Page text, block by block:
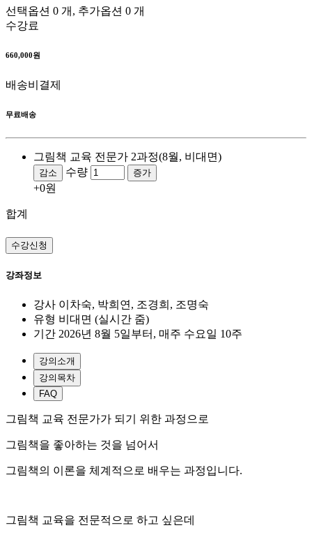
선택옵션 0 개, 추가옵션 0 개
수강료
660,000원
배송비결제
무료배송
그림책 교육 전문가 2과정(8월, 비대면)
감소 수량 증가
+0원
합계
수강신청
강좌정보
강사 이차숙, 박희연, 조경희, 조명숙
유형 비대면 (실시간 줌)
기간 2026년 8월 5일부터, 매주 수요일 10주
강의소개
강의목차
FAQ
그림책 교육 전문가가 되기 위한 과정으로
그림책을 좋아하는 것을 넘어서
그림책의 이론을 체계적으로 배우는 과정입니다.
그림책 교육을 전문적으로 하고 싶은데